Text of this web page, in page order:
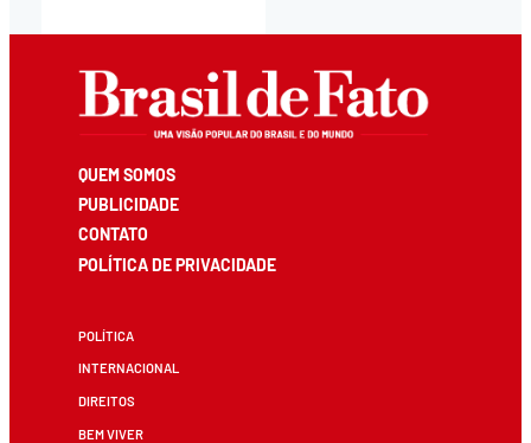
QUEM SOMOS
PUBLICIDADE
CONTATO
POLÍTICA DE PRIVACIDADE
POLÍTICA
INTERNACIONAL
DIREITOS
BEM VIVER